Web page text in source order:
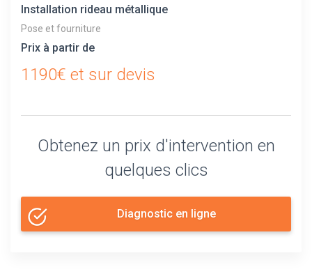
Installation rideau métallique
Pose et fourniture
Prix à partir de
1190€ et sur devis
Obtenez un prix d'intervention en
quelques clics
Diagnostic en ligne